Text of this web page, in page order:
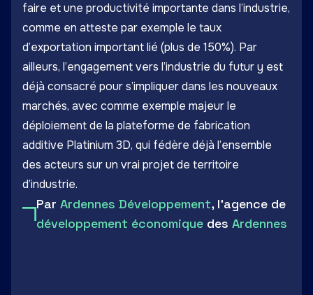
faire et une productivité importante dans l’industrie,
comme en atteste par exemple le taux
d’exportation important lié (plus de 150%). Par
ailleurs, l’engagement vers l’industrie du futur y est
déjà consacré pour s’impliquer dans les nouveaux
marchés, avec comme exemple majeur le
déploiement de la plateforme de fabrication
additive Platinium 3D, qui fédère déjà l’ensemble
des acteurs sur un vrai projet de territoire
d’industrie.
Par Ardennes Développement, l'agence de
développement économique des Ardennes